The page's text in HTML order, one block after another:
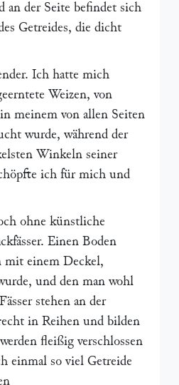
an der Seite befindet sich
Getreides, die dicht
Ich hatte mich
Weizen, von
meinem von allen Seiten
wurde, während der
Winkeln seiner
ich für mich und
ohne künstliche
Einen Boden
mit einem Deckel,
und den man wohl
stehen an der
in Reihen und bilden
fleißig verschlossen
einmal so viel Getreide